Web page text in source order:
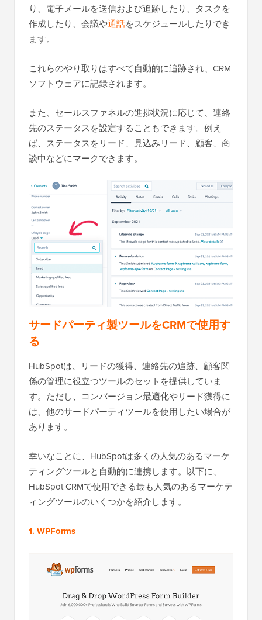
り、電子メールを送信および追跡したり、タスクを
作成したり、会議や通話をスケジュールしたりでき
ます。
これらのやり取りはすべて自動的に追跡され、CRM
ソフトウェアに記録されます。
また、セールスファネルの進捗状況に応じて、連絡
先のステータスを設定することもできます。例え
ば、ステータスをリード、見込みリード、顧客、商
談中などにマークできます。
サードパーティ製ツールをCRMで使用す
る
HubSpotは、リードの獲得、連絡先の追跡、顧客関
係の管理に役立つツールのセットを提供していま
す。ただし、コンバージョン最適化やリード獲得に
は、他のサードパーティツールを使用したい場合が
あります。
幸いなことに、HubSpotは多くの人気のあるマーケ
ティングツールと自動的に連携します。以下に、
HubSpot CRMで使用できる最も人気のあるマーケテ
ィングツールのいくつかを紹介します。
1. WPForms